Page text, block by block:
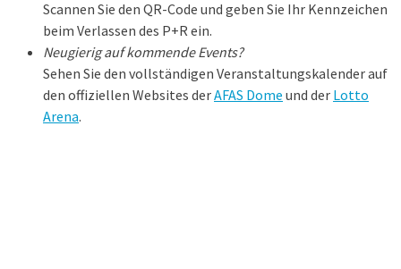
Scannen Sie den QR-Code und geben Sie Ihr Kennzeichen
beim Verlassen des P+R ein.
Neugierig auf kommende Events?
Sehen Sie den vollständigen Veranstaltungskalender auf
den offiziellen Websites derAFAS Dome und der Lotto
Arena.